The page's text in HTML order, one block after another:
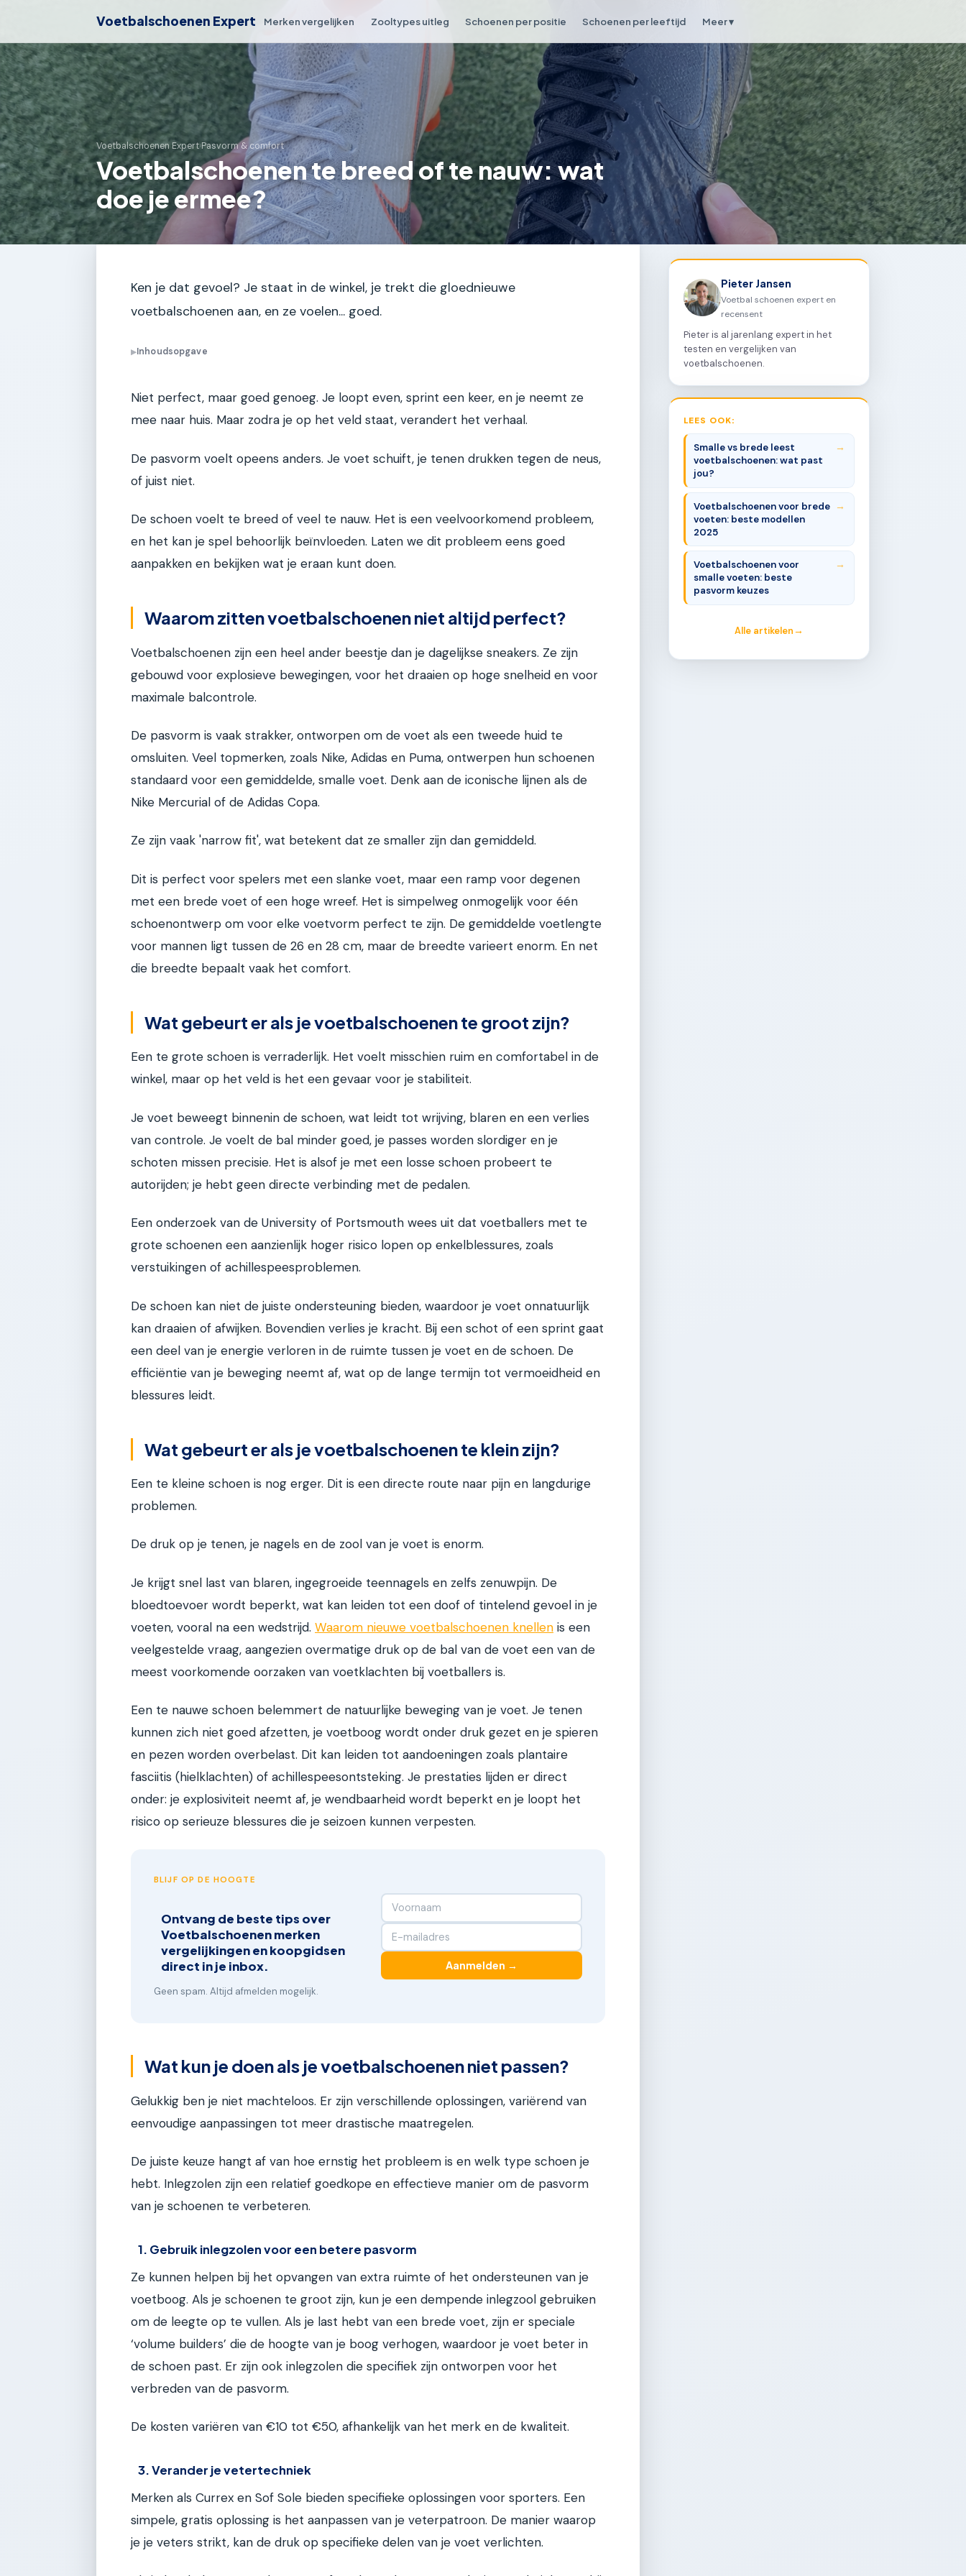
Voetbalschoenen Expert Merken vergelijken Zooltypes uitleg Schoenen per positie Schoenen per leeftijd Meer ▾
Voetbalschoenen Expert›Pasvorm & comfort
Voetbalschoenen te breed of te nauw: wat
doe je ermee?
Ken je dat gevoel? Je staat in de winkel, je trekt die gloednieuwe
voetbalschoenen aan, en ze voelen... goed.
▶Inhoudsopgave
Niet perfect, maar goed genoeg. Je loopt even, sprint een keer, en je neemt ze
mee naar huis. Maar zodra je op het veld staat, verandert het verhaal.
De pasvorm voelt opeens anders. Je voet schuift, je tenen drukken tegen de neus,
of juist niet.
De schoen voelt te breed of veel te nauw. Het is een veelvoorkomend probleem,
en het kan je spel behoorlijk beïnvloeden. Laten we dit probleem eens goed
aanpakken en bekijken wat je eraan kunt doen.
Waarom zitten voetbalschoenen niet altijd perfect?
Voetbalschoenen zijn een heel ander beestje dan je dagelijkse sneakers. Ze zijn
gebouwd voor explosieve bewegingen, voor het draaien op hoge snelheid en voor
maximale balcontrole.
De pasvorm is vaak strakker, ontworpen om de voet als een tweede huid te
omsluiten. Veel topmerken, zoals Nike, Adidas en Puma, ontwerpen hun schoenen
standaard voor een gemiddelde, smalle voet. Denk aan de iconische lijnen als de
Nike Mercurial of de Adidas Copa.
Ze zijn vaak 'narrow fit', wat betekent dat ze smaller zijn dan gemiddeld.
Dit is perfect voor spelers met een slanke voet, maar een ramp voor degenen
met een brede voet of een hoge wreef. Het is simpelweg onmogelijk voor één
schoenontwerp om voor elke voetvorm perfect te zijn. De gemiddelde voetlengte
voor mannen ligt tussen de 26 en 28 cm, maar de breedte varieert enorm. En net
die breedte bepaalt vaak het comfort.
Wat gebeurt er als je voetbalschoenen te groot zijn?
Een te grote schoen is verraderlijk. Het voelt misschien ruim en comfortabel in de
winkel, maar op het veld is het een gevaar voor je stabiliteit.
Je voet beweegt binnenin de schoen, wat leidt tot wrijving, blaren en een verlies
van controle. Je voelt de bal minder goed, je passes worden slordiger en je
schoten missen precisie. Het is alsof je met een losse schoen probeert te
autorijden; je hebt geen directe verbinding met de pedalen.
Een onderzoek van de University of Portsmouth wees uit dat voetballers met te
grote schoenen een aanzienlijk hoger risico lopen op enkelblessures, zoals
verstuikingen of achillespeesproblemen.
De schoen kan niet de juiste ondersteuning bieden, waardoor je voet onnatuurlijk
kan draaien of afwijken. Bovendien verlies je kracht. Bij een schot of een sprint gaat
een deel van je energie verloren in de ruimte tussen je voet en de schoen. De
efficiëntie van je beweging neemt af, wat op de lange termijn tot vermoeidheid en
blessures leidt.
Wat gebeurt er als je voetbalschoenen te klein zijn?
Een te kleine schoen is nog erger. Dit is een directe route naar pijn en langdurige
problemen.
De druk op je tenen, je nagels en de zool van je voet is enorm.
Je krijgt snel last van blaren, ingegroeide teennagels en zelfs zenuwpijn. De
bloedtoevoer wordt beperkt, wat kan leiden tot een doof of tintelend gevoel in je
voeten, vooral na een wedstrijd. Waarom nieuwe voetbalschoenen knellen is een
veelgestelde vraag, aangezien overmatige druk op de bal van de voet een van de
meest voorkomende oorzaken van voetklachten bij voetballers is.
Een te nauwe schoen belemmert de natuurlijke beweging van je voet. Je tenen
kunnen zich niet goed afzetten, je voetboog wordt onder druk gezet en je spieren
en pezen worden overbelast. Dit kan leiden tot aandoeningen zoals plantaire
fasciitis (hielklachten) of achillespeesontsteking. Je prestaties lijden er direct
onder: je explosiviteit neemt af, je wendbaarheid wordt beperkt en je loopt het
risico op serieuze blessures die je seizoen kunnen verpesten.
BLIJF OP DE HOOGTE
Ontvang de beste tips over
Voetbalschoenen merken
vergelijkingen en koopgidsen
direct in je inbox.
Geen spam. Altijd afmelden mogelijk.
Aanmelden →
Wat kun je doen als je voetbalschoenen niet passen?
Gelukkig ben je niet machteloos. Er zijn verschillende oplossingen, variërend van
eenvoudige aanpassingen tot meer drastische maatregelen.
De juiste keuze hangt af van hoe ernstig het probleem is en welk type schoen je
hebt. Inlegzolen zijn een relatief goedkope en effectieve manier om de pasvorm
van je schoenen te verbeteren.
1. Gebruik inlegzolen voor een betere pasvorm
Ze kunnen helpen bij het opvangen van extra ruimte of het ondersteunen van je
voetboog. Als je schoenen te groot zijn, kun je een dempende inlegzool gebruiken
om de leegte op te vullen. Als je last hebt van een brede voet, zijn er speciale
‘volume builders’ die de hoogte van je boog verhogen, waardoor je voet beter in
de schoen past. Er zijn ook inlegzolen die specifiek zijn ontworpen voor het
verbreden van de pasvorm.
De kosten variëren van €10 tot €50, afhankelijk van het merk en de kwaliteit.
3. Verander je vetertechniek
Merken als Currex en Sof Sole bieden specifieke oplossingen voor sporters. Een
simpele, gratis oplossing is het aanpassen van je veterpatroon. De manier waarop
je je veters strikt, kan de druk op specifieke delen van je voet verlichten.
Pieter Jansen
Voetbal schoenen expert en
recensent
Pieter is al jarenlang expert in het
testen en vergelijken van
voetbalschoenen.
LEES OOK:
Smalle vs brede leest
voetbalschoenen: wat past
jou?
Voetbalschoenen voor brede
voeten: beste modellen
2025
Voetbalschoenen voor
smalle voeten: beste
pasvorm keuzes
Alle artikelen